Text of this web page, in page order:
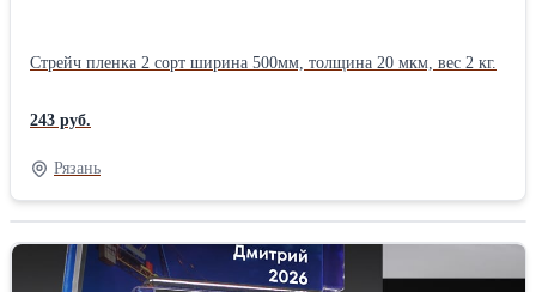
Стрейч пленка 2 сорт ширина 500мм, толщина 20 мкм, вес 2 кг.
243 руб.
Рязань